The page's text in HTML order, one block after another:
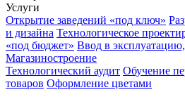
Услуги
Открытие заведений «под ключ»
и дизайна Технологическое
«под бюджет» Ввод в
Магазиностроение
Технологический аудит Обучение
товаров Оформление цветами